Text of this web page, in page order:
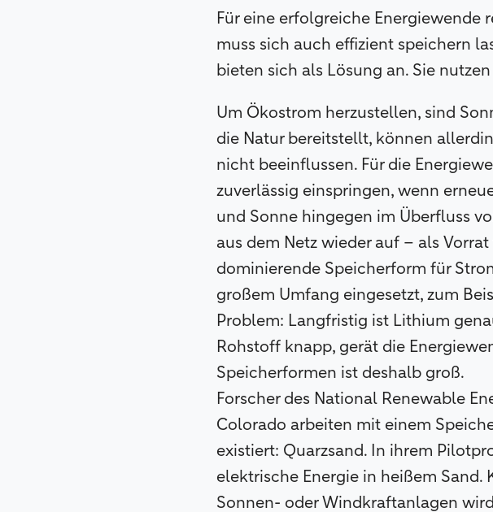
Für eine erfolgreiche Energiewende
muss sich auch effizient speichern
bieten sich als Lösung an. Sie
Um Ökostrom herzustellen, sind
die Natur bereitstellt, können
nicht beeinflussen. Für die
zuverlässig einspringen, wenn
und Sonne hingegen im Überfluss
aus dem Netz wieder auf – als
dominierende Speicherform für
großem Umfang eingesetzt, zum
Problem: Langfristig ist Lithium
Rohstoff knapp, gerät die
Speicherformen ist deshalb groß.
Forscher des National Renewable
Colorado arbeiten mit einem
existiert: Quarzsand. In ihrem
elektrische Energie in heißem Sand.
Sonnen- oder Windkraftanlagen